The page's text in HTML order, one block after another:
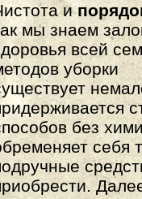
и
мы знаем
всей
уборки
без
себя